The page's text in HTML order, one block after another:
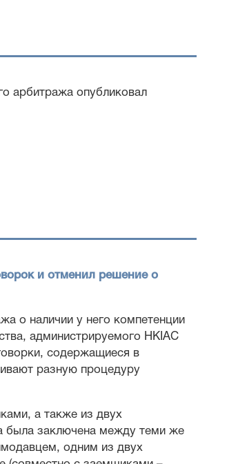
арбитража опубликовал
и отменил решение о
о наличии у него компетенции
администрируемого HKIAC
содержащиеся в
разную процедуру
а также из двух
была заключена между теми же
одним из двух